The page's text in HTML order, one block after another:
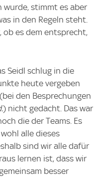
wurde, stimmt es aber
in den Regeln steht.
ob es dem entsprecht,
Seidl schlug in die
heute vergeben
den Besprechungen
) nicht gedacht. Das war
die der Teams. Es
alle dieses
sind wir alle dafür
lernen ist, dass wir
besser